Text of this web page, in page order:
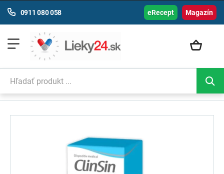
Magazín
0911 080 058 eRecept